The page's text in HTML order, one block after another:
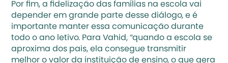
Por fim, a fidelização das famílias na escola vai
depender em grande parte desse diálogo, e é
importante manter essa comunicação durante
todo o ano letivo. Para Vahid, “quando a escola se
aproxima dos pais, ela consegue transmitir
melhor o valor da instituição de ensino, o que gera